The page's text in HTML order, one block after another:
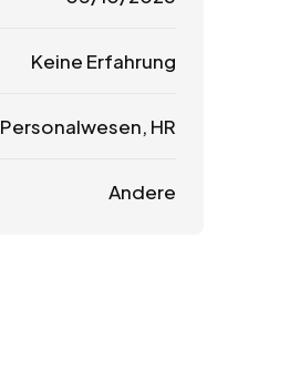
Keine Erfahrung
Personalwesen, HR
Andere